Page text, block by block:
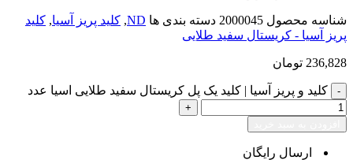
شناسه محصول 2000045 دسته بندی ها ND
, کلید پریز آسیا, کلید
پریز آسیا - کریستال سفید طلایی
236,828 تومان
کلید و پریز آسیا | کلید یک پل کریستال سفید طلایی اسیا عدد
ارسال رایگان